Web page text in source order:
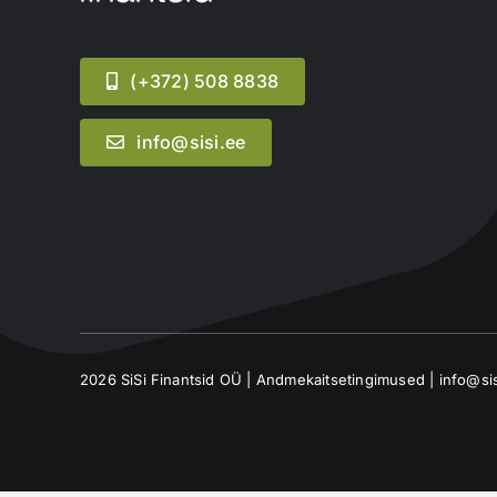
(+372) 508 8838
info@sisi.ee
2026 SiSi Finantsid OÜ | Andmekaitsetingimused |